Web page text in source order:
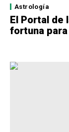
Astrología
El Portal de
fortuna